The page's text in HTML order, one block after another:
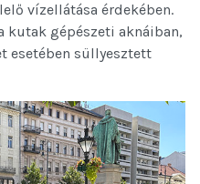
vízellátása érdekében.
kutak gépészeti aknáiban,
esetében süllyesztett